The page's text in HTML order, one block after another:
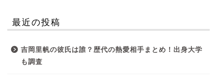
最近の投稿
吉岡里帆の彼氏は誰？歴代の熱愛相手まとめ！出身大学
も調査